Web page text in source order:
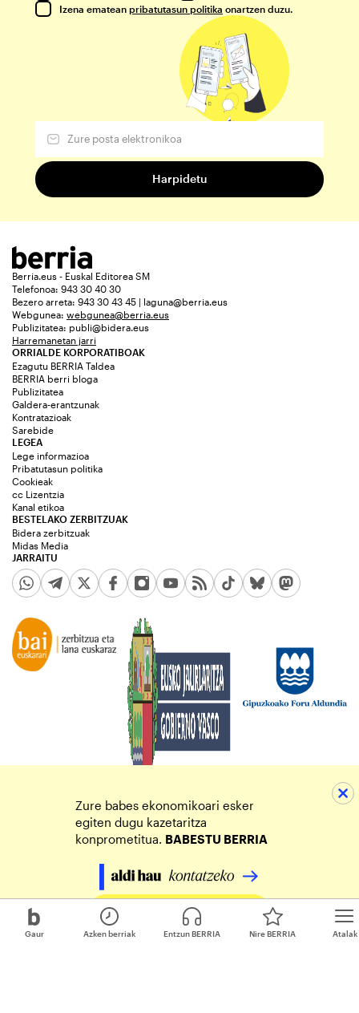
Gaur Atalak
Azken berriak Entzun BERRIA Nire BERRIA
Izena ematean pribatutasun politika onartzen duzu.
Berria.eus - Euskal Editorea SM
Telefonoa: 943 30 40 30
Bezero arreta: 943 30 43 45 | laguna@berria.eus
Webgunea: webgunea@berria.eus
Publizitatea: publi@bidera.eus
Harremanetan jarri
ORRIALDE KORPORATIBOAK
Ezagutu BERRIA Taldea
BERRIA berri bloga
Publizitatea
Galdera-erantzunak
Kontratazioak
Sarebide
JARRAITU
LEGEA
Lege informazioa
Pribatutasun politika
Cookieak
cc Lizentzia
Kanal etikoa
BESTELAKO ZERBITZUAK
Bidera zerbitzuak
Midas Media
Zure babes ekonomikoari esker
egiten dugu kazetaritza
konprometitua. BABESTU BERRIA
Egin zure ekarpena